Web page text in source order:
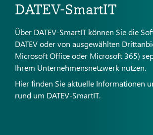
DATEV-SmartIT
Über DATEV-SmartIT können Sie die
DATEV oder von ausgewählten
Microsoft Office oder Microsoft 365)
Ihrem Unternehmensnetzwerk nutzen.
Hier finden Sie aktuelle Informationen
rund um DATEV-SmartIT.